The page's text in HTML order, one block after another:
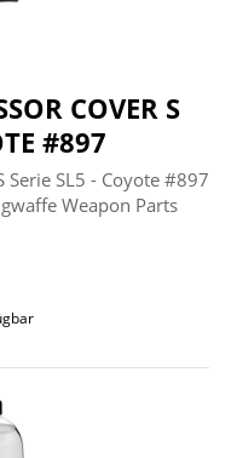
COVER S
#897
Serie SL5 - Coyote #897
Weapon Parts